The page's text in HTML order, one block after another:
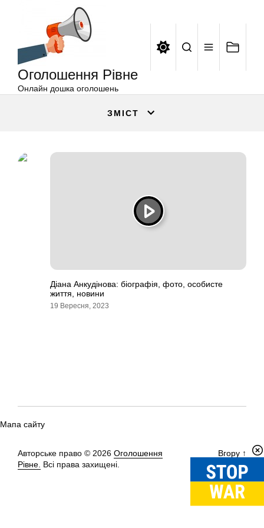
Оголошення Рівне
Онлайн дошка оголошень
ЗМІСТ
Діана Анкудінова: біографія, фото, особисте
життя, новини
19 Вересня, 2023
Мапа сайту
Авторське право © 2026 Оголошення
Рівне. Всі права захищені.
Вгору ↑